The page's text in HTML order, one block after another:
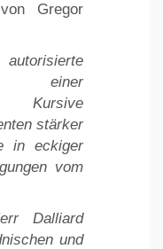
Gregor
einer
Kursive
stärker
in eckiger
vom
Dalliard
und